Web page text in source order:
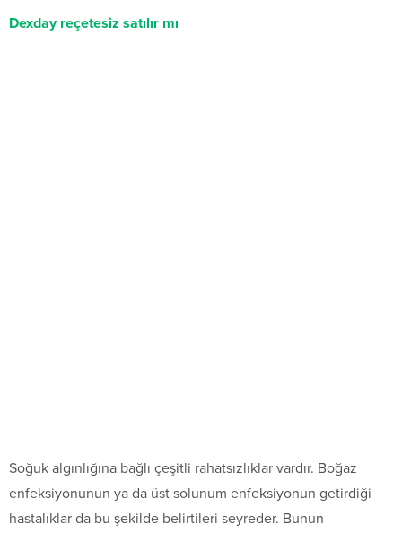
Dexday reçetesiz satılır mı
Soğuk algınlığına bağlı çeşitli rahatsızlıklar vardır. Boğaz
enfeksiyonunun ya da üst solunum enfeksiyonun getirdiği
hastalıklar da bu şekilde belirtileri seyreder. Bunun